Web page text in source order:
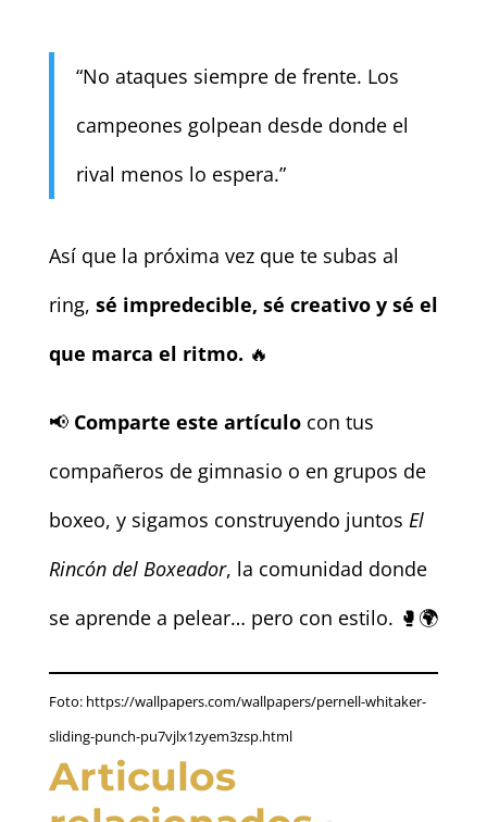
“No ataques siempre de frente. Los
campeones golpean desde donde el
rival menos lo espera.”
Así que la próxima vez que te subas al
ring, sé impredecible, sé creativo y sé el
que marca el ritmo. 🔥
📢 Comparte este artículocon tus
compañeros de gimnasio o en grupos de
boxeo, y sigamos construyendo juntos El
Rincón del Boxeador, la comunidad donde
se aprende a pelear… pero con estilo. 🥊🌍
Foto: https://wallpapers.com/wallpapers/pernell-whitaker-
sliding-punch-pu7vjlx1zyem3zsp.html
Articulos